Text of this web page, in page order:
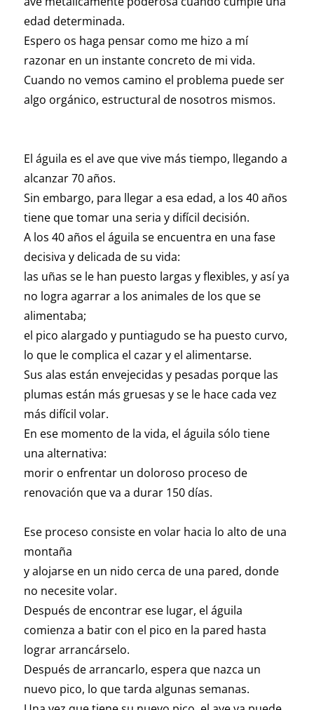
edad determinada.
Espero os haga pensar como me hizo a mí
razonar en un instante concreto de mi vida.
Cuando no vemos camino el problema puede ser
algo orgánico, estructural de nosotros mismos.
El águila es el ave que vive más tiempo, llegando a
alcanzar 70 años.
Sin embargo, para llegar a esa edad, a los 40 años
tiene que tomar una seria y difícil decisión.
A los 40 años el águila se encuentra en una fase
decisiva y delicada de su vida:
las uñas se le han puesto largas y flexibles, y así ya
no logra agarrar a los animales de los que se
alimentaba;
el pico alargado y puntiagudo se ha puesto curvo,
lo que le complica el cazar y el alimentarse.
Sus alas están envejecidas y pesadas porque las
plumas están más gruesas y se le hace cada vez
más difícil volar.
En ese momento de la vida, el águila sólo tiene
una alternativa:
morir o enfrentar un doloroso proceso de
renovación que va a durar 150 días.
Ese proceso consiste en volar hacia lo alto de una
montaña
y alojarse en un nido cerca de una pared, donde
no necesite volar.
Después de encontrar ese lugar, el águila
comienza a batir con el pico en la pared hasta
lograr arrancárselo.
Después de arrancarlo, espera que nazca un
nuevo pico, lo que tarda algunas semanas.